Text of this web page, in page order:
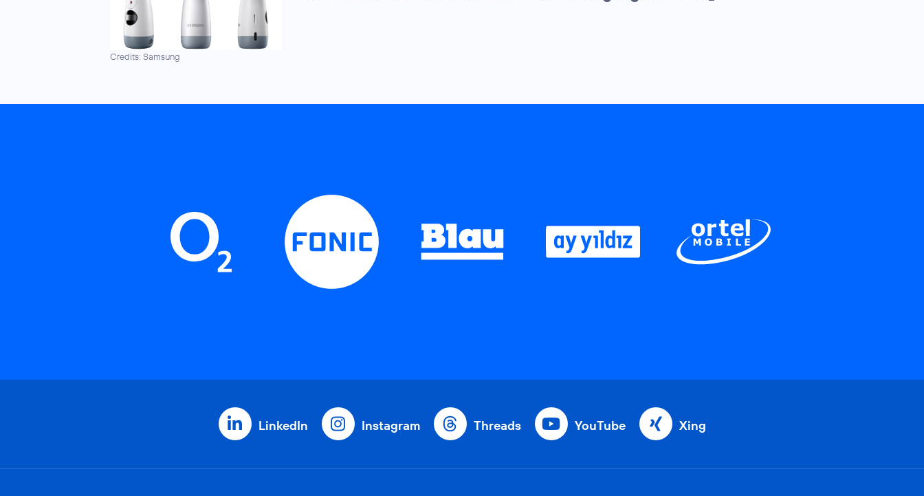
Credits: Samsung
LinkedIn Instagram Threads YouTube Xing